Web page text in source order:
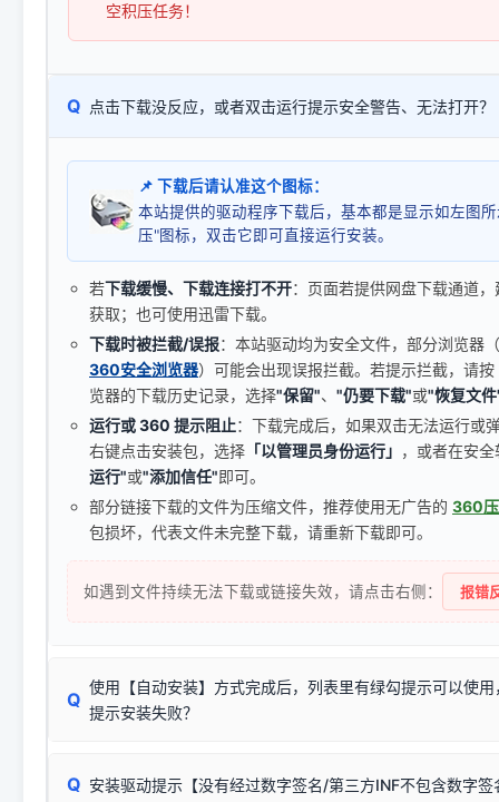
空积压任务！
Q 点击下载没反应，或者双击运行提示安全警告、无法打开？
📌 下载后请认准这个图标：
本站提供的驱动程序下载后，基本都是显示如左图
压"图标，双击它即可直接运行安装。
若下载缓慢、下载连接打不开：页面若提供网盘下载通道
获取；也可使用迅雷下载。
下载时被拦截/误报：本站驱动均为安全文件，部分浏览器
360安全浏览器）可能会出现误报拦截。若提示拦截，请按
览器的下载历史记录，选择"保留"、 "仍要下载"或"恢复文
运行或 360 提示阻止：下载完成后，如果双击无法运行或
右键点击安装包，选择 「以管理员身份运行」 ，或者在安
运行"或"添加信任"即可。
部分链接下载的文件为压缩文件，推荐使用无广告的 360
包损坏，代表文件未完整下载，请重新下载即可。
如遇到文件持续无法下载或链接失效，请点击右侧： 报错
Q
使用【自动安装】方式完成后，列表里有绿勾提示可以使
提示安装失败？
由于本站驱动包集成了32位和64位驱动，自动安装程序在运
Q 安装驱动提示【没有经过数字签名/第三方INF不包含数字